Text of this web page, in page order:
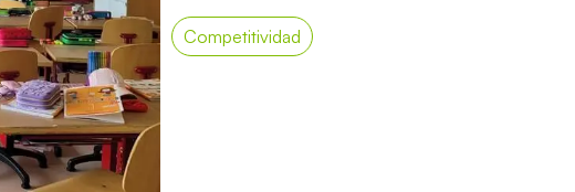
Competitividad